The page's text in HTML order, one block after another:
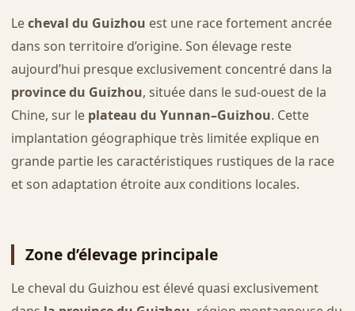
Lecheval du Guizhou est une race fortement ancrée
dans son territoire d’origine. Son élevage reste
aujourd’hui presque exclusivement concentré dans la
province du Guizhou, située dans le sud-ouest de la
Chine, sur le plateau du Yunnan–Guizhou. Cette
implantation géographique très limitée explique en
grande partie les caractéristiques rustiques de la race
et son adaptation étroite aux conditions locales.
Zone d’élevage principale
Le cheval du Guizhou est élevé quasi exclusivement